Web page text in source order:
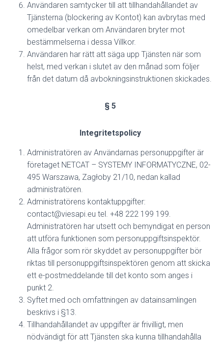
Användaren samtycker till att tillhandahållandet av
Tjänsterna (blockering av Kontot) kan avbrytas med
omedelbar verkan om Användaren bryter mot
bestämmelserna i dessa Villkor.
Användaren har rätt att säga upp Tjänsten när som
helst, med verkan i slutet av den månad som följer
från det datum då avbokningsinstruktionen skickades.
§ 5
Integritetspolicy
Administratören av Användarnas personuppgifter är
företaget NETCAT – SYSTEMY INFORMATYCZNE, 02-
495 Warszawa, Zagłoby 21/10, nedan kallad
administratören.
Administratörens kontaktuppgifter:
contact@viesapi.eu tel. +48 222 199 199.
Administratören har utsett och bemyndigat en person
att utföra funktionen som personuppgiftsinspektör.
Alla frågor som rör skyddet av personuppgifter bör
riktas till personuppgiftsinspektören genom att skicka
ett e-postmeddelande till det konto som anges i
punkt 2.
Syftet med och omfattningen av datainsamlingen
beskrivs i §13.
Tillhandahållandet av uppgifter är frivilligt, men
nödvändigt för att Tjänsten ska kunna tillhandahålla